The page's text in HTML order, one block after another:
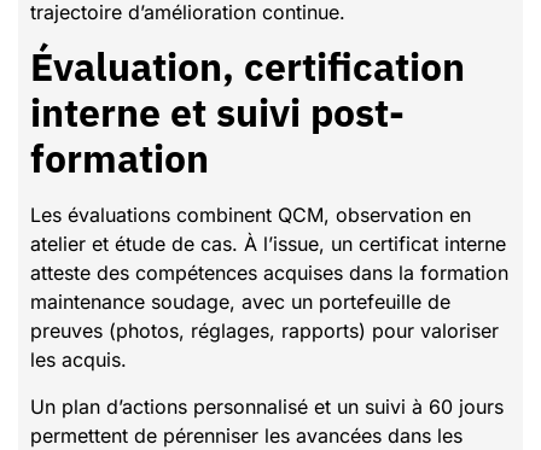
trajectoire d’amélioration continue.
Évaluation, certification
interne et suivi post-
formation
Les évaluations combinent QCM, observation en
atelier et étude de cas. À l’issue, un certificat interne
atteste des compétences acquises dans la formation
maintenance soudage, avec un portefeuille de
preuves (photos, réglages, rapports) pour valoriser
les acquis.
Un plan d’actions personnalisé et un suivi à 60 jours
permettent de pérenniser les avancées dans les